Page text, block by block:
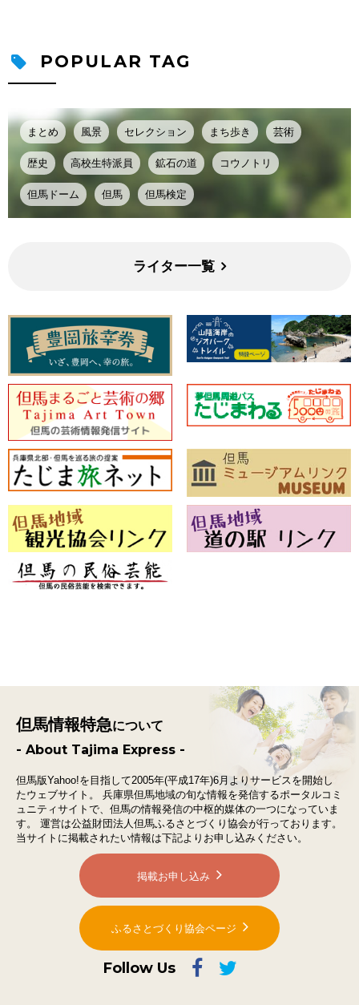
POPULAR TAG
まとめ 風景 セレクション まち歩き 芸術
歴史 高校生特派員 鉱石の道 コウノトリ
但馬ドーム 但馬 但馬検定
ライター一覧
但馬情報特急について
- About Tajima Express -
但馬版Yahoo!を目指して2005年(平成17年)6月よりサービスを開始し
たウェブサイト。
兵庫県但馬地域の旬な情報を発信するポータルコミ
ュニティサイトで、 但馬の情報発信の中枢的媒体の一つになっていま
す。
運営は公益財団法人但馬ふるさとづくり協会が行っております。
当サイトに掲載されたい情報は下記よりお申し込みください。
掲載お申し込み
ふるさとづくり協会ページ
Follow Us